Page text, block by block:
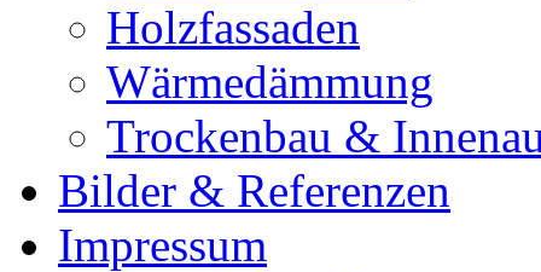
Holzfassaden
Wärmedämmung
Trockenbau &
Bilder & Referenzen
Impressum